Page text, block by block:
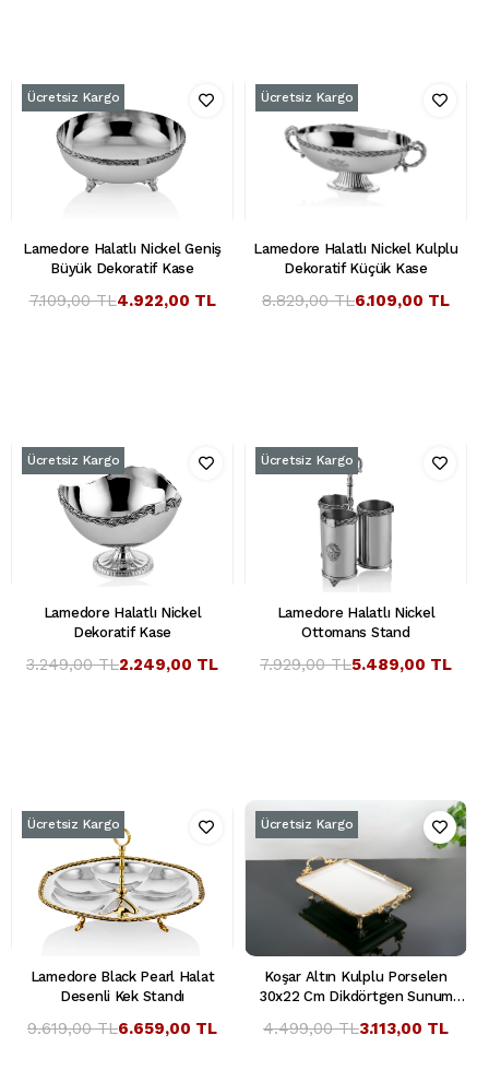
Lamedore Halatlı Nickel Geniş
Büyük Dekoratif Kase
4.922,00 TL
7.109,00 TL
Ücretsiz Kargo
Lamedore Halatlı Nickel Kulplu
Dekoratif Küçük Kase
6.109,00 TL
8.829,00 TL
Ücretsiz Kargo
Lamedore Halatlı Nickel
Dekoratif Kase
2.249,00 TL
3.249,00 TL
Ücretsiz Kargo
Lamedore Halatlı Nickel
Ottomans Stand
5.489,00 TL
7.929,00 TL
Ücretsiz Kargo
Lamedore Black Pearl Halat
Desenli Kek Standı
6.659,00 TL
9.619,00 TL
Ücretsiz Kargo
Koşar Altın Kulplu Porselen
30x22 Cm Dikdörtgen Sunum
3.113,00 TL
4.499,00 TL
Ücretsiz Kargo